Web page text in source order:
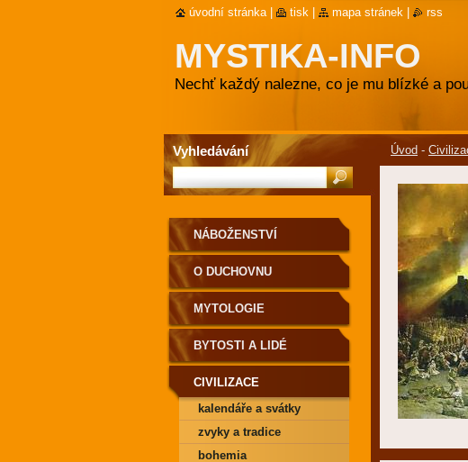
MYSTIKA-INFO
Nechť každý nalezne, co je mu blízké a
Úvod -
NÁBOŽENSTVÍ
O DUCHOVNU
MYTOLOGIE
BYTOSTI A LIDÉ
CIVILIZACE
kalendáře a svátky
zvyky a tradice
bohemia
Vyhledávání
úvodní stránka tisk mapa stránek rss